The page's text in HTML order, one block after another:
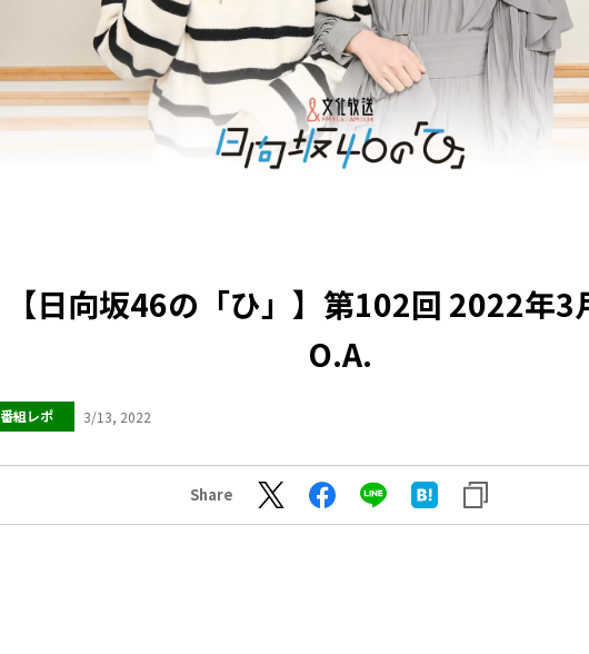
【日向坂46の「ひ」】第102回 2022年3
O.A.
番組レポ 3/13, 2022
Share